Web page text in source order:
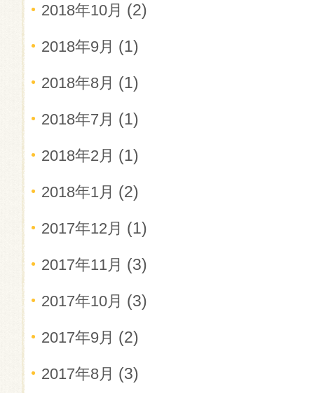
2018年10月 (2)
2018年9月 (1)
2018年8月 (1)
2018年7月 (1)
2018年2月 (1)
2018年1月 (2)
2017年12月 (1)
2017年11月 (3)
2017年10月 (3)
2017年9月 (2)
2017年8月 (3)